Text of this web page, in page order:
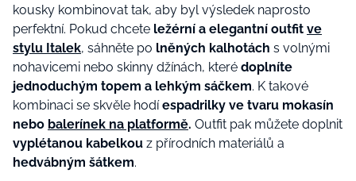
kousky kombinovat tak, aby byl výsledek naprosto
perfektní. Pokud chcete ležérní a elegantní outfit ve
stylu Italek, sáhněte po lněných kalhotách s volnými
nohavicemi nebo skinny džínách, které doplníte
jednoduchým topem a lehkým sáčkem. K takové
kombinaci se skvěle hodíespadrilky ve tvaru mokasín
nebo balerínek na platformě. Outfit pak můžete doplnit
vyplétanou kabelkou z přírodních materiálů a
hedvábným šátkem.